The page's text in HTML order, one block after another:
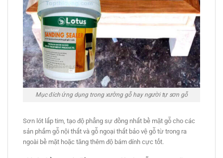
Mục đích ứng dụng trong xưởng gỗ hay người tự sơn gỗ
Sơn lót lấp tim, tạo độ phẳng sự đồng nhất bề mặt gỗ cho các
sản phẩm gỗ nội thất và gỗ ngoại thất bảo vệ gỗ từ trong ra
ngoài bề mặt hoặc tăng thêm độ bám dính cực tốt.